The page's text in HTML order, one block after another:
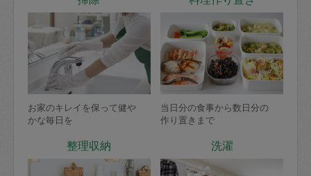
お家のキレイを保って健や
かな毎日を
当日分の食事から数日分の
作り置きまで
整理収納 洗濯